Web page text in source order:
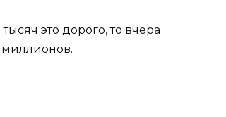
это дорого, то вчера
миллионов.